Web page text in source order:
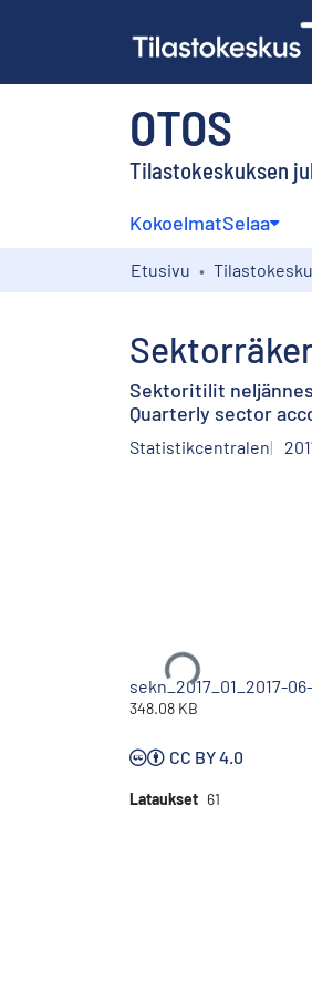
OTOS
Tilastokeskuksen
KokoelmatSelaa
Etusivu
Sektoritilit
Quarterly sector
Statistikcentralen
Ladataan...
sekn_2017_01_2017-
348.08 KB
CC BY 4.0
Lataukset 61